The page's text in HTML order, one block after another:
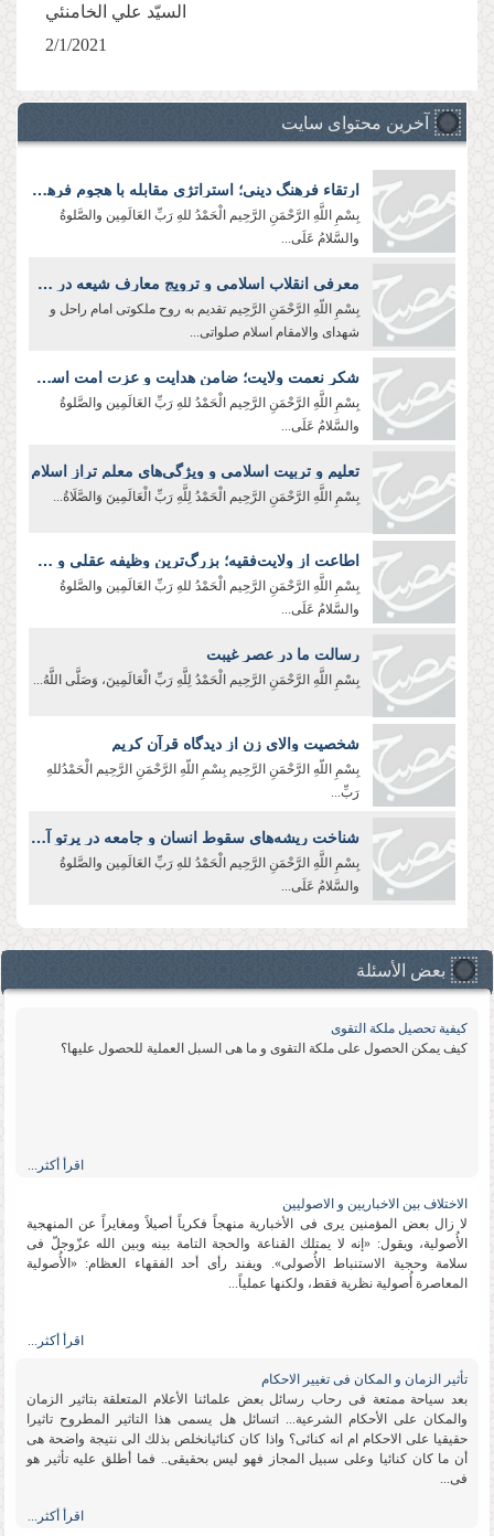
السيّد علي الخامنئي
2/1/2021
آخرین محتوای سایت
ارتقاء فرهنگ دینی؛ استراتژی مقابله با هجوم فرهنگی دشمن
بِسْمِ اللَّهِ الرَّحْمَنِ الرَّحِیم الْحَمْدُ للهِ رَبِّ العَالَمِین والصَّلوةُ
والسَّلامُ عَلَی...
معرفی انقلاب اسلامی و ترویج معارف شیعه در جهان؛ رسالت سفرا و رایزنان فرهنگی
بِسْمِ اللّهِ الرَّحْمَنِ الرَّحِيم تقدیم به روح ملکوتی امام راحل و
شهدای والامقام اسلام صلواتی...
شکر نعمت ولایت؛ ضامن هدایت و عزت امت اسلامی
بِسْمِ اللَّهِ الرَّحْمَنِ الرَّحِیم الْحَمْدُ للهِ رَبِّ العَالَمِین والصَّلوةُ
والسَّلامُ عَلَی...
تعلیم و تربیت اسلامی و ویژگی‌های معلم تراز اسلام
بِسْمِ اللَّهِ الرَّحْمَنِ الرَّحِیم الْحَمْدُ لِلَّهِ رَبِّ الْعَالَمِينَ وَالصَّلَاةُ...
اطاعت از ولایت‌فقیه؛ بزرگ‌ترین وظیفه عقلی و شرعی
بِسْمِ اللَّهِ الرَّحْمَنِ الرَّحِيم الْحَمْدُ للهِ رَبِّ العَالَمِین والصَّلوةُ
والسَّلامُ عَلَی...
رسالت ما در عصر غیبت
بِسْمِ اللَّهِ الرَّحْمَنِ الرَّحِیم الْحَمْدُ لِلَّهِ رَبِّ الْعَالَمِينَ، وَصَلَّى اللَّهُ...
شخصیت والای زن از دیدگاه قرآن کریم
بِسْمِ اللّهِ الرَّحْمَنِ الرَّحِيم بِسْمِ اللّهِ الرَّحْمَنِ الرَّحِیم الْحَمْدُللهِ
رَبِّ...
شناخت ریشه‌های سقوط انسان و جامعه در پرتو آموزه‌های عاشورا
بِسْمِ اللَّهِ الرَّحْمَنِ الرَّحِیم الْحَمْدُ للهِ رَبِّ العَالَمِین والصَّلوةُ
والسَّلامُ عَلَی...
بعض الأسئلة
كیفیة تحصیل ملكة التقوى
كیف یمكن الحصول على ملكة التقوى و ما هی السبل العملیة للحصول علیها؟
اقرأ أكثر...
الاختلاف بین الاخباریین و الاصولیین
لا زال بعض المؤمنین یرى فی الأخباریة منهجاً فكریاً أصیلاً ومغایراً عن المنهجیة
الأُصولیة، ویقول: «إنه لا یمتلك القناعة والحجة التامة بینه وبین الله عزّوجلّ فی
سلامة وحجیة الاستنباط الأُصولی». ویفند رأی أحد الفقهاء العظام: «الأُصولیة
المعاصرة أُصولیة نظریة فقط، ولكنها عملیاً...
اقرأ أكثر...
تأثیر الزمان و المكان فی تغییر الاحكام
بعد سیاحة ممتعة فی رحاب رسائل بعض علمائنا الأعلام المتعلقة بتاثیر الزمان
والمكان على الأحكام الشرعیة... اتسائل هل یسمى هذا التاثیر المطروح تاثیرا
حقیقیا على الاحكام ام انه كنائی؟ واذا كان كنائیانخلص بذلك الى نتیجة واضحة هی
أن ما كان كنائیا وعلى سبیل المجاز فهو لیس بحقیقی.. فما أطلق علیه تأثیر هو
فی...
اقرأ أكثر...